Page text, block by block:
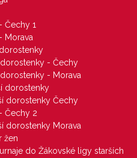
Čechy 1
Morava
- Čechy
- Morava
dorostenky
dorostenky Čechy
Čechy 2
dorostenky Morava
žen
do Žákovské ligy starších